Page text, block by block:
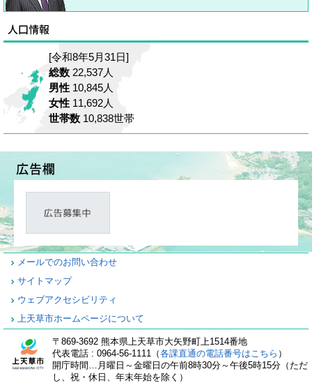
[令和8年5月31日]
総数 22,537人
男性 10,845人
女性 11,692人
世帯数 10,838世帯
メールでのお問い合わせ
サイトマップ
ウェブアクセシビリティ
上天草市ホームページについて
〒869-3692 熊本県上天草市大矢野町上1514番地
代表電話 : 0964-56-1111（各課直通の電話番号はこちら ）
開庁時間…月曜日～金曜日の午前8時30分～午後5時15分（ただ
し、祝・休日、年末年始を除く）